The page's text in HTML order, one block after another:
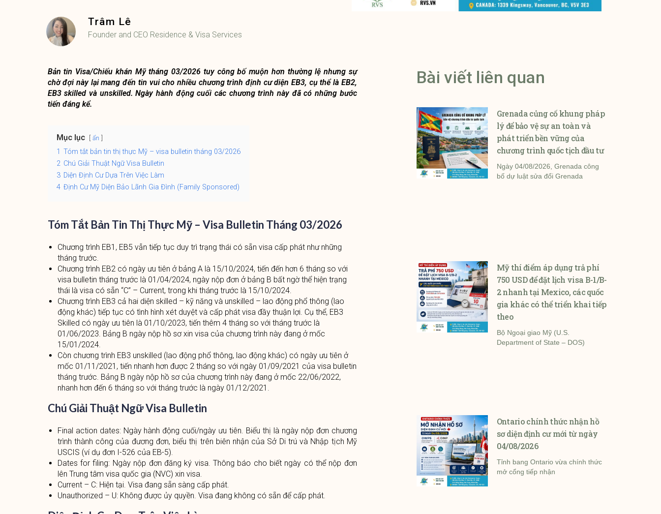
Trâm Lê
Founder and CEO Residence & Visa Services
Bản tin Visa/Chiếu khán Mỹ tháng 03/2026 tuy công bố muộn hơn thường lệ nhưng sự
chờ đợi này lại mang đến tin vui cho nhiều chương trình định cư diện EB3, cụ thể là EB2,
EB3 skilled và unskilled. Ngày hành động cuối các chương trình này đã có những bước
tiến đáng kể.
Mục lục ẩn
1 Tóm tắt bản tin thị thực Mỹ – visa bulletin tháng 03/2026
2 Chú Giải Thuật Ngữ Visa Bulletin
3 Diện Định Cư Dựa Trên Việc Làm
4 Định Cư Mỹ Diện Bảo Lãnh Gia Đình (Family Sponsored)
Tóm Tắt Bản Tin Thị Thực Mỹ – Visa Bulletin Tháng 03/2026
Chương trình EB1, EB5 vẫn tiếp tục duy trì trạng thái có sẵn visa cấp phát như những
tháng trước.
Chương trình EB2 có ngày ưu tiên ở bảng A là 15/10/2024, tiến đến hơn 6 tháng so với
visa bulletin tháng trước là 01/04/2024, ngày nộp đơn ở bảng B bất ngờ thể hiện trạng
thái là visa có sẵn “C” – Current, trong khi tháng trước là 15/10/2024.
Chương trình EB3 cả hai diện skilled – kỹ năng và unskilled – lao động phổ thông (lao
động khác) tiếp tục có tình hình xét duyệt và cấp phát visa đầy thuận lợi. Cụ thể, EB3
Skilled có ngày ưu tiên là 01/10/2023, tiến thêm 4 tháng so với tháng trước là
01/06/2023. Bảng B ngày nộp hồ sơ xin visa của chương trình này đang ở mốc
15/01/2024.
Còn chương trình EB3 unskilled (lao động phổ thông, lao động khác) có ngày ưu tiên ở
mốc 01/11/2021, tiến nhanh hơn được 2 tháng so với ngày 01/09/2021 của visa bulletin
tháng trước. Bảng B ngày nộp hồ sơ của chương trình này đang ở mốc 22/06/2022,
nhanh hơn đến 6 tháng so với tháng trước là ngày 01/12/2021.
Chú Giải Thuật Ngữ Visa Bulletin
Final action dates: Ngày hành động cuối/ngày ưu tiên. Biểu thị là ngày nộp đơn chương
trình thành công của đương đơn, biểu thị trên biên nhận của Sở Di trú và Nhập tịch Mỹ
USCIS (ví dụ đơn I-526 của EB-5).
Dates for filing: Ngày nộp đơn đăng ký visa. Thông báo cho biết ngày có thể nộp đơn
lên Trung tâm visa quốc gia (NVC) xin visa.
Current – C: Hiện tại. Visa đang sẵn sàng cấp phát.
Unauthorized – U: Không được ủy quyền. Visa đang không có sẵn để cấp phát.
Bài viết liên quan
Grenada củng cố khung pháp
lý để bảo vệ sự an toàn và
phát triển bền vững của
chương trình quốc tịch đầu tư
Ngày 04/08/2026, Grenada công
bố dự luật sửa đổi Grenada
Mỹ thí điểm áp dụng trả phí
750 USD để đặt lịch visa B-1/B-
2 nhanh tại Mexico, các quốc
gia khác có thể triển khai tiếp
theo
Bộ Ngoại giao Mỹ (U.S.
Department of State – DOS)
Ontario chính thức nhận hồ
sơ diện định cư mới từ ngày
04/08/2026
Tỉnh bang Ontario vừa chính thức
mở cổng tiếp nhận